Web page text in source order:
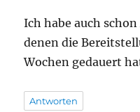
Ich habe auch
denen die
Wochen gedauert
Antworten